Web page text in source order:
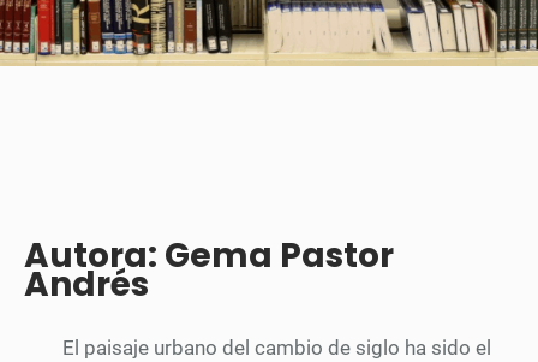
Autora: Gema Pastor
Andrés
El paisaje urbano del cambio de siglo ha sido el